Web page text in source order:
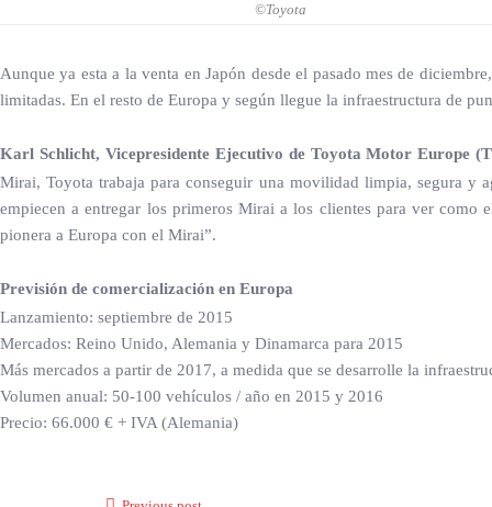
©Toyota
Aunque ya esta a la venta en Japón desde el pasado mes de
limitadas. En el resto de Europa y según llegue la infraestructura de
Karl Schlicht, Vicepresidente Ejecutivo de Toyota Motor Europe
Mirai, Toyota trabaja para conseguir una movilidad limpia, segura y
empiecen a entregar los primeros Mirai a los clientes para ver como
pionera a Europa con el Mirai”.
Previsión de comercialización en Europa
Lanzamiento: septiembre de 2015
Mercados: Reino Unido, Alemania y Dinamarca para 2015
Más mercados a partir de 2017, a medida que se desarrolle la
Volumen anual: 50-100 vehículos / año en 2015 y 2016
Precio: 66.000 € + IVA (Alemania)